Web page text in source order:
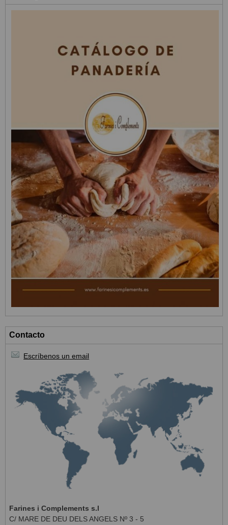
Contacto
Escríbenos un email
Farines i Complements s.l
C/ MARE DE DEU DELS ANGELS Nº 3 - 5